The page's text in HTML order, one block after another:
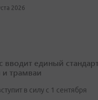
2026
вводит единый
и трамваи
в силу с 1 сентября